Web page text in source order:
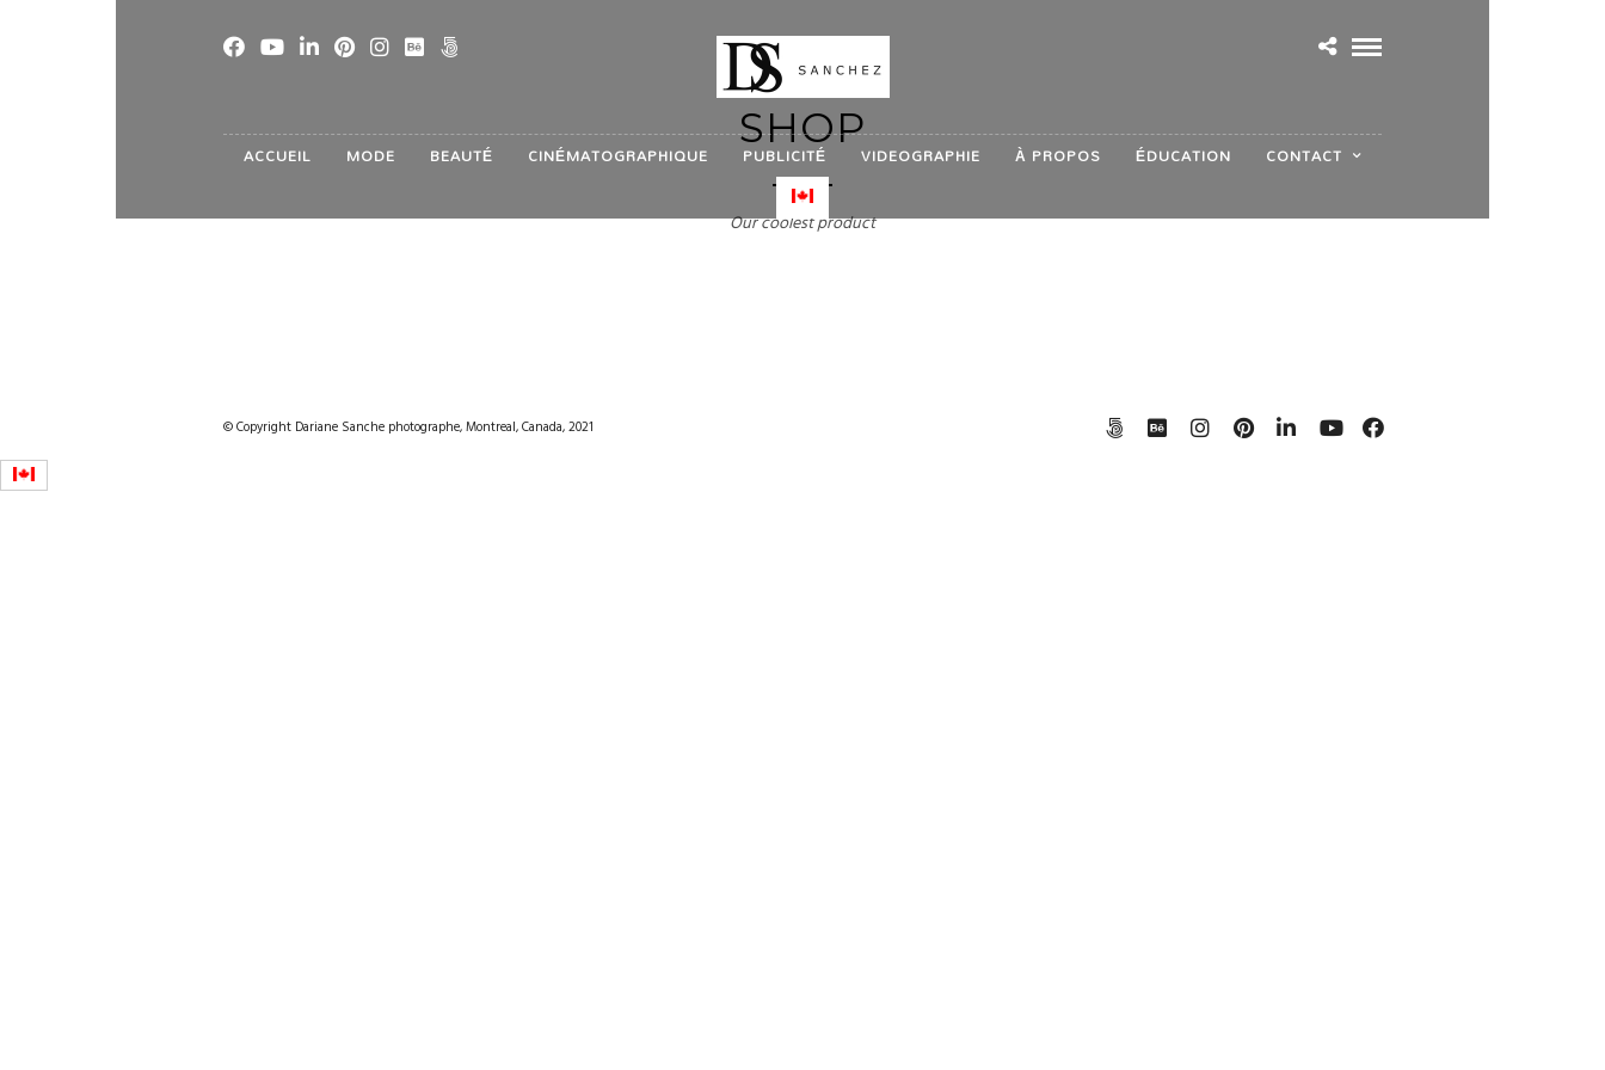
ACCUEIL MODE BEAUTÉ CINÉMATOGRAPHIQUE PUBLICITÉ VIDEOGRAPHIE À PROPOS ÉDUCATION CONTACT
SHOP
Our coolest product
© Copyright Dariane Sanche photographe, Montreal, Canada, 2021